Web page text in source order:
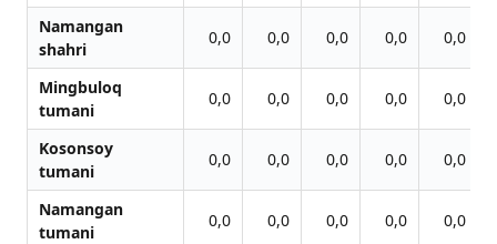
Namangan
shahri
0,0 0,0 0,0 0,0 0,0
Mingbuloq
tumani
0,0 0,0 0,0 0,0 0,0
Kosonsoy
tumani
0,0 0,0 0,0 0,0 0,0
Namangan
tumani
0,0 0,0 0,0 0,0 0,0